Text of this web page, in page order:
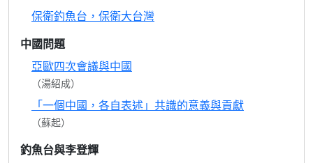
保衛釣魚台，保衛大台灣
中國問題
亞歐四次會議與中國
（湯紹成）
「一個中國，各自表述」共識的意義與貢獻
（蘇起）
釣魚台與李登輝